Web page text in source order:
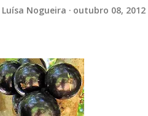
Luísa Nogueira outubro 08, 2012